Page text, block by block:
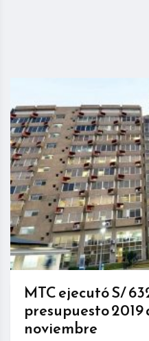
MTC ejecutó S/
presupuesto 2019
noviembre